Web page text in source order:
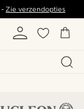
-Zie verzendopties